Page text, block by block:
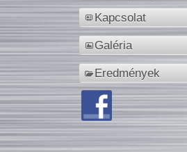
Kapcsolat
Galéria
Eredmények